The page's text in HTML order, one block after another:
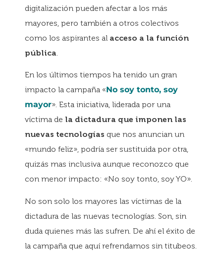
digitalización pueden afectar a los más
mayores, pero también a otros colectivos
como los aspirantes al acceso a la función
pública
En los últimos tiempos ha tenido un gran
impacto la campaña «No soy tonto, soy
mayor». Esta iniciativa, liderada por una
víctima de la dictadura que imponen las
nuevas tecnologías que nos anuncian un
«mundo feliz», podría ser sustituida por otra,
quizás mas inclusiva aunque reconozco que
con menor impacto: «No soy tonto, soy YO».
No son solo los mayores las víctimas de la
dictadura de las nuevas tecnologías. Son, sin
duda quienes más las sufren. De ahí el éxito de
la campaña que aquí refrendamos sin titubeos.